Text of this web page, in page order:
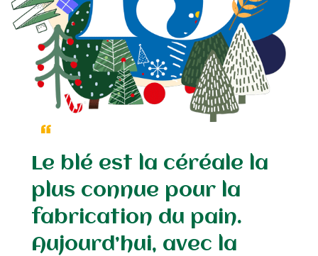
Le blé est la céréale la
plus connue pour la
fabrication du pain.
Aujourd’hui, avec la